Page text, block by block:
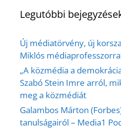
Legutóbbi
Új médiatörvény, új
Miklós
„A közmédia a
Szabó Stein Imre arról,
meg a közmédiát
Galambos Márton
tanulságairól – Media1